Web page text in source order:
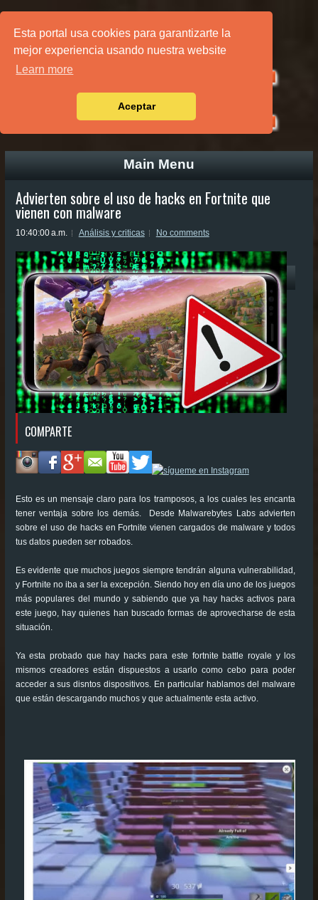
Esta portal usa cookies para garantizarte la
mejor experiencia usando nuestra website
Learn more
Aceptar
PÁGINA PRINCIPAL
Main Menu
Advierten sobre el uso de hacks en Fortnite que
vienen con malware
10:40:00 a.m. Análisis y criticas No comments
COMPARTE
Esto es un mensaje claro para los tramposos, a los cuales les encanta
tener ventaja sobre los demás. Desde Malwarebytes Labs advierten
sobre el uso de hacks en Fortnite vienen cargados de malware y todos
tus datos pueden ser robados.
Es evidente que muchos juegos siempre tendrán alguna vulnerabilidad,
y Fortnite no iba a ser la excepción. Siendo hoy en día uno de los juegos
más populares del mundo y sabiendo que ya hay hacks activos para
este juego, hay quienes han buscado formas de aprovecharse de esta
situación.
Ya esta probado que hay hacks para este fortnite battle royale y los
mismos creadores están dispuestos a usarlo como cebo para poder
acceder a sus disntos dispositivos. En particular hablamos del malware
que están descargando muchos y que actualmente esta activo.